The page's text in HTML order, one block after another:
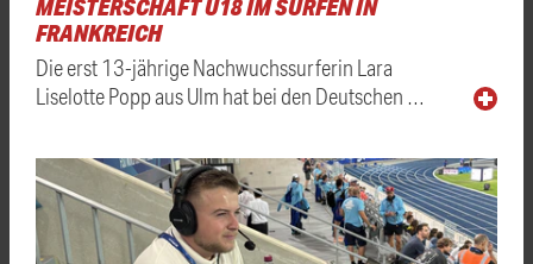
MEISTERSCHAFT U18 IM SURFEN IN
FRANKREICH
Die erst 13-jährige Nachwuchssurferin Lara
Liselotte Popp aus Ulm hat bei den Deutschen …